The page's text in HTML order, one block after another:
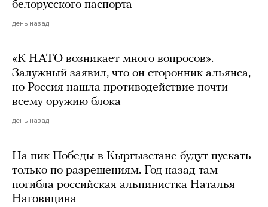
белорусского паспорта
день назад
«К НАТО возникает много вопросов».
Залужный заявил, что он сторонник альянса,
но Россия нашла противодействие почти
всему оружию блока
день назад
На пик Победы в Кыргызстане будут пускать
только по разрешениям. Год назад там
погибла российская альпинистка Наталья
Наговицина